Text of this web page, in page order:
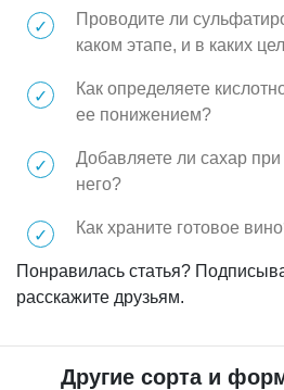
Проводите ли
каком этапе, и в каких
Как определяете
ее понижением?
Добавляете ли сахар
него?
Как храните готовое
Понравилась статья?
расскажите друзьям.
Другие сорта и